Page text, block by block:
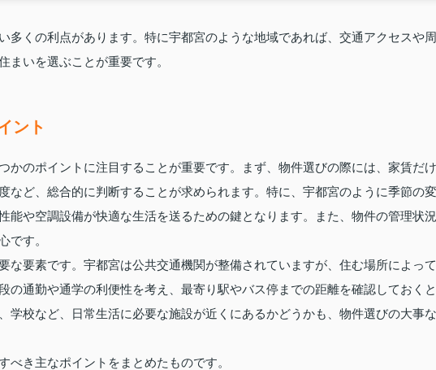
多くの利点があります。特に宇都宮のような地域であれば、交通アクセスや周
まいを選ぶことが重要です。
ント
かのポイントに注目することが重要です。まず、物件選びの際には、家賃だけ
など、総合的に判断することが求められます。特に、宇都宮のように季節の変
能や空調設備が快適な生活を送るための鍵となります。また、物件の管理状況
です。
な要素です。宇都宮は公共交通機関が整備されていますが、住む場所によって
の通勤や通学の利便性を考え、最寄り駅やバス停までの距離を確認しておくと
学校など、日常生活に必要な施設が近くにあるかどうかも、物件選びの大事な
べき主なポイントをまとめたものです。